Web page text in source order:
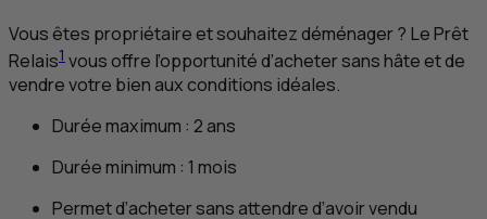
Vous êtes propriétaire et souhaitez déménager ? Le Prêt
Relais1 vous offre l’opportunité d’acheter sans hâte et de
vendre votre bien aux conditions idéales.
Durée maximum : 2 ans
Durée minimum : 1 mois
Permet d’acheter sans attendre d’avoir vendu